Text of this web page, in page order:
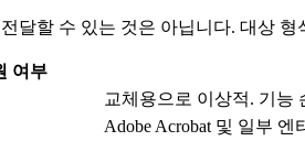
달할 수 있는 것은 아닙니다. 대상
여부
교체용으로 이상적. 기능
Adobe Acrobat 및 일부